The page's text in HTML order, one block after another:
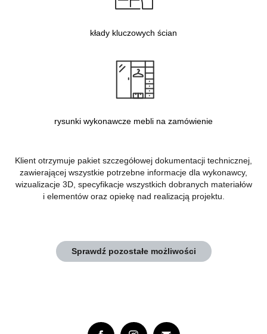
kłady kluczowych ścian
rysunki wykonawcze mebli na zamówienie
Klient otrzymuje pakiet szczegółowej dokumentacji technicznej,
zawierającej wszystkie potrzebne informacje dla wykonawcy,
wizualizacje 3D, specyfikacje wszystkich dobranych materiałów
i elementów oraz opiekę nad realizacją projektu
Sprawdź pozostałe możliwości